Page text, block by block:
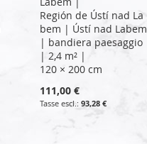
Región de Ústí nad La
bem | Ústí nad Labem
| bandiera paesaggio
| 2,4 m² |
120 × 200 cm
111,00 €
93,28 €